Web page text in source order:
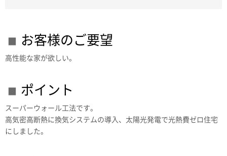
お客様のご要望
高性能な家が欲しい。
ポイント
スーパーウォール工法です。
高気密高断熱に換気システムの導入、太陽光発電で光熱費ゼロ住宅
にしました。